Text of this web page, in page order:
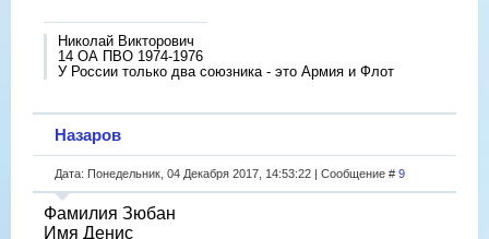
Николай Викторович
14 ОА ПВО 1974-1976
У России только два союзника - это Армия и Флот
Назаров
Дата: Понедельник, 04 Декабря 2017, 14:53:22 | Сообщение # 9
Фамилия Зюбан
Имя Денис